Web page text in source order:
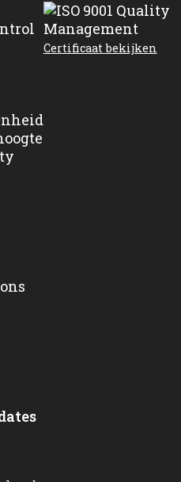
Certificaat bekijken